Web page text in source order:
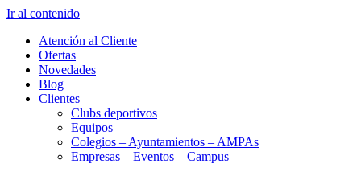
Ir al contenido
Atención al Cliente
Ofertas
Novedades
Blog
Clientes
Clubs deportivos
Equipos
Colegios – Ayuntamientos – AMPAs
Empresas – Eventos – Campus